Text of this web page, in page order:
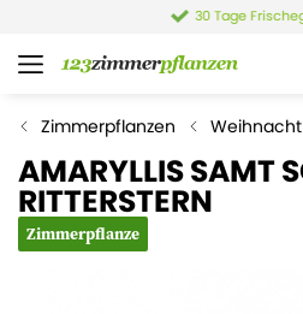
Zimmerpflanzen Weihnacht
AMARYLLIS SAMT
RITTERSTERN
Zimmerpflanze